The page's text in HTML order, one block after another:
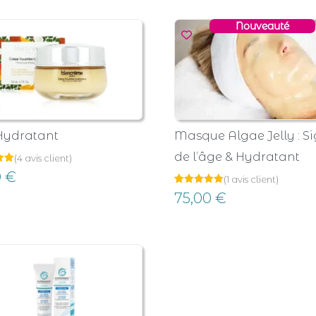
(4 avis client)
€
Nouveauté
Masque Algae Jelly :
de l’âge & Hydratant
Noté
5.00
1
(1 avis client)
75,00 €